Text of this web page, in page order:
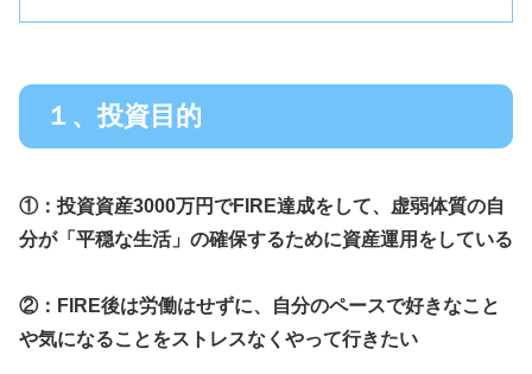
１、投資目的
①：投資資産3000万円でFIRE達成をして、虚弱体質の自
分が「平穏な生活」の確保するために資産運用をしている
②： FIRE後は労働はせずに、自分のペースで好きなこと
や気になることをストレスなく やって行きたい